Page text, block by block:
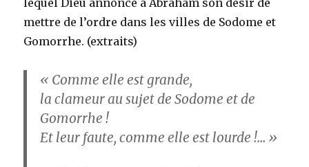
lequel Dieu annonce à Abraham son désir de
mettre de l’ordre dans les villes de Sodome et
Gomorrhe. (extraits)
« Comme elle est grande,
la clameur au sujet de Sodome et de
Gomorrhe !
Et leur faute, comme elle est lourde !… »